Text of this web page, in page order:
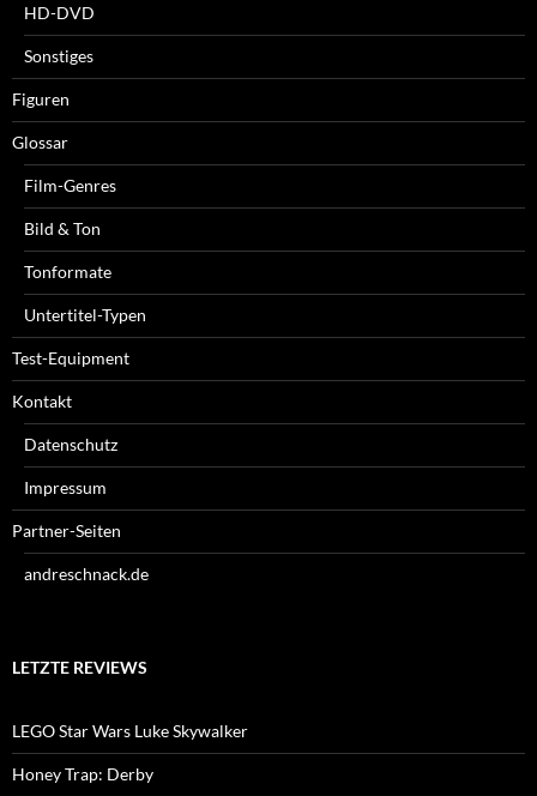
HD-DVD
Sonstiges
Figuren
Glossar
Film-Genres
Bild & Ton
Tonformate
Untertitel-Typen
Test-Equipment
Kontakt
Datenschutz
Impressum
Partner-Seiten
andreschnack.de
LETZTE REVIEWS
LEGO Star Wars Luke Skywalker
Honey Trap: Derby